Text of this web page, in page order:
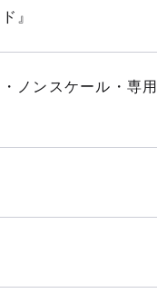
』
ノンスケール・専